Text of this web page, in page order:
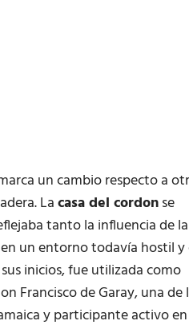
un cambio respecto a
Lacasa del cordonse
tanto la influencia de
un entorno todavía hostil y
inicios, fue utilizada como
Francisco de Garay, una de
y participante activo